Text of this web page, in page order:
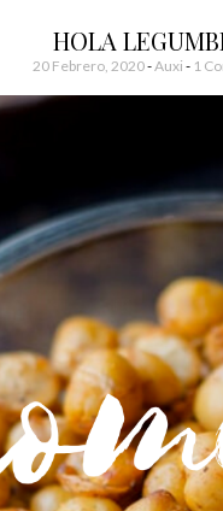
HOLA
20 Febrero, 2020-Auxi 1